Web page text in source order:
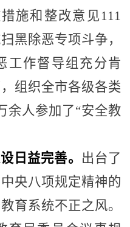
施和整改意见 111
黑除恶专项斗争，
工作督导组充分肯
组织全市各级各类
余人参加了“安全教
日益完善。 出台了
央八项规定精神的
育系统不正之风。